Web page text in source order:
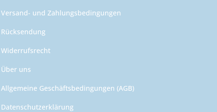
Versand- und Zahlungsbedingungen
Rücksendung
Widerrufsrecht
Über uns
Allgemeine Geschäftsbedingungen (AGB)
Datenschutzerklärung